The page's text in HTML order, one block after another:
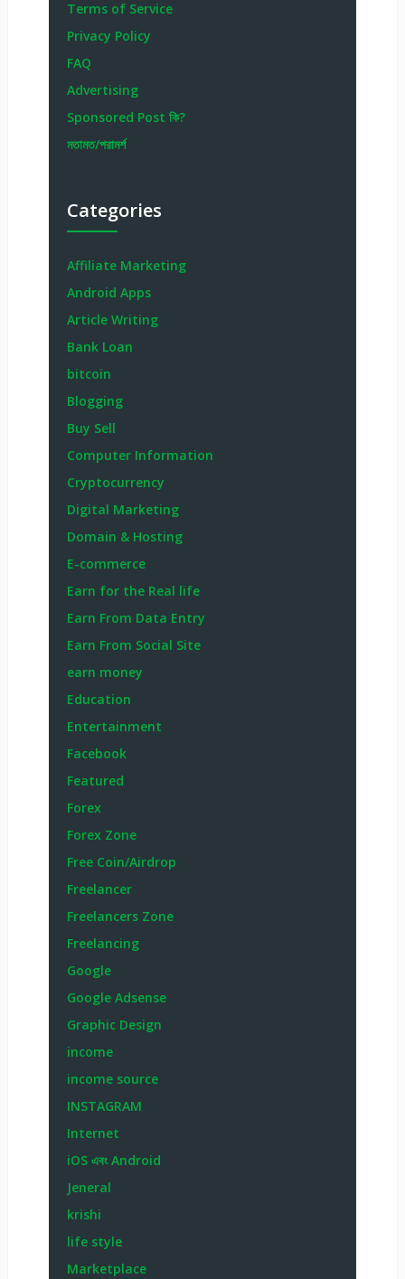
Terms of Service
Privacy Policy
FAQ
Advertising
Sponsored Post কি?
মতামত/পরামর্শ
Categories
Affiliate Marketing
Android Apps
Article Writing
Bank Loan
bitcoin
Blogging
Buy Sell
Computer Information
Cryptocurrency
Digital Marketing
Domain & Hosting
E-commerce
Earn for the Real life
Earn From Data Entry
Earn From Social Site
earn money
Education
Entertainment
Facebook
Featured
Forex
Forex Zone
Free Coin/Airdrop
Freelancer
Freelancers Zone
Freelancing
Google
Google Adsense
Graphic Design
income
income source
INSTAGRAM
Internet
iOS এবং Android
Jeneral
krishi
life style
Marketplace